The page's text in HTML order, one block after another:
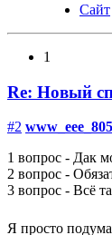
Сайт
1
Re: Новый
#2
1 вопрос - Дак
2 вопрос -
3 вопрос - Всё
Я просто